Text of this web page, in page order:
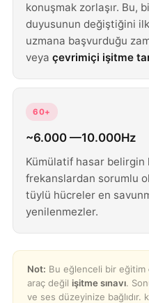
konuşmak zorlaşır. Bu,
duyusunun değiştiğini
uzmana başvurduğu
veya çevrimiçi işitme
60+
~6.000 —10.000Hz
Kümülatif hasar belirgin
frekanslardan sorumlu
tüylü hücreler en
yenilenmezler.
Not: Bu eğlenceli bir eğitim
araç değil işitme sınavı.
ve ses düzeyinize